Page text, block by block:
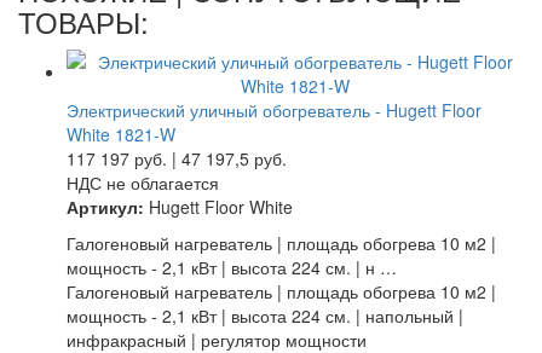
ТОВАРЫ:
Электрический уличный обогреватель - Hugett Floor
White 1821-W
117 197 руб. | 47 197,5 руб.
НДС не облагается
Артикул: Hugett Floor White
Галогеновый нагреватель | площадь обогрева 10 м2 |
мощность - 2,1 кВт | высота 224 см. | н …
Галогеновый нагреватель | площадь обогрева 10 м2 |
мощность - 2,1 кВт | высота 224 см. | напольный |
инфракрасный | регулятор мощности